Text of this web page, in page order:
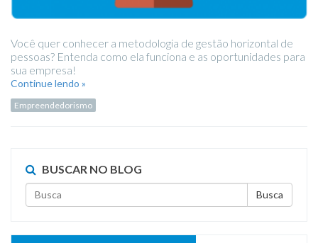
Você quer conhecer a metodologia de gestão horizontal de
pessoas? Entenda como ela funciona e as oportunidades para
sua empresa!
Continue lendo »
Empreendedorismo
BUSCAR NO BLOG
Busca